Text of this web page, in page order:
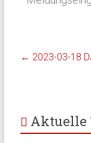
← 2023-03-18
Aktuelle